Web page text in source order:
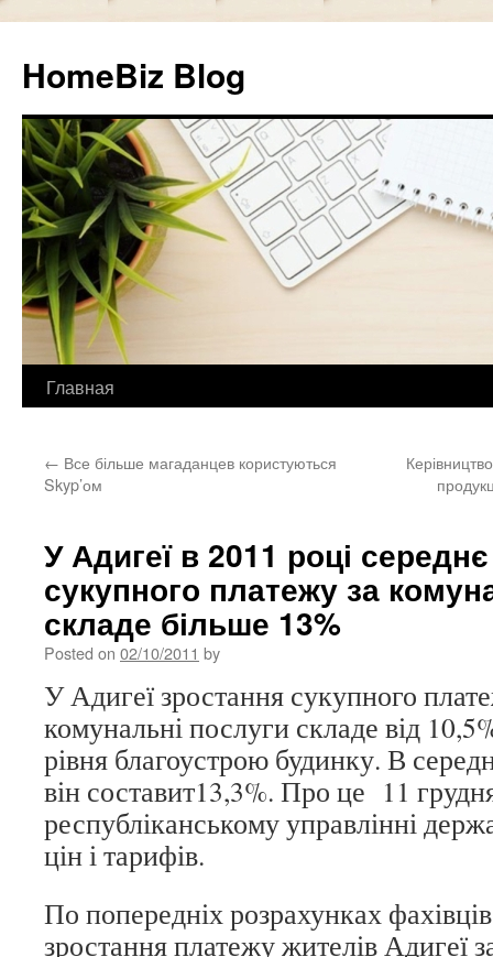
HomeBiz Blog
Skip
content
Главная
← Все більше магаданцев користуються
Skyp’ом
У Адигеї в 2011 році
сукупного платежу за
складе більше 13%
Posted on 02/10/2011 by
У Адигеї зростання сукупного
комунальні послуги складе від
рівня благоустрою будинку. В
він составит13,3%. Про це 11
республіканському управлінні
цін і тарифів.
По попередніх розрахунках
зростання платежу жителів